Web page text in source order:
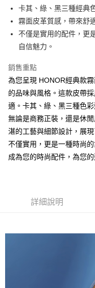
悠遊付
Google Pay
ATM付款
運送方式
全家取貨付款 -訂單滿
$80 元物流費用。
每筆NT$80，滿
全家付款後取貨-訂單滿
$80 元物流費
每筆NT$80，滿NT$2,000(
每筆NT$80，滿NT$2,000(
$80 元物流費
宅配送到家-訂單滿 $2000
卡其、綠、黑三種經典
霧面皮革質感，帶來舒
不僅是實用的配件，更
自信魅力。
銷售重點
為您呈現 HONOR經典款
的品味與風格。這款皮帶
適。卡其、綠、黑三種色
無論是商務正裝，還是休
湛的工藝與細節設計，展
不僅實用，更是一種時尚
成為您的時尚配件，為您的
詳細說明